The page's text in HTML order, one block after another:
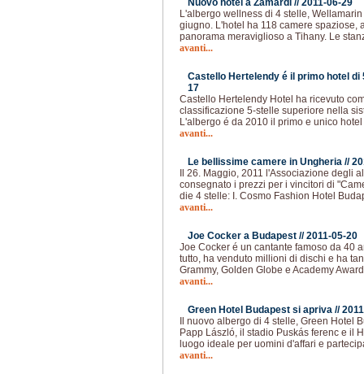
Nuovo hotel a Zamárdi // 2011-06-29
L'albergo wellness di 4 stelle,
giugno. L'hotel ha 118 camere spaziose,
panorama meraviglioso a Tihany. Le
avanti...
Castello Hertelendy é il primo hotel
17
Castello Hertelendy Hotel ha ricevuto
classificazione 5-stelle superiore nella
L'albergo é da 2010 il primo e unico
avanti...
Le bellissime camere in Ungheria //
Il 26. Maggio, 2011 l'Associazione degli
consegnato i prezzi per i vincitori di
die 4 stelle: I. Cosmo Fashion Hotel
avanti...
Joe Cocker a Budapest //2011-05-20
Joe Cocker é un cantante famoso da 40
tutto, ha venduto millioni di dischi e ha
Grammy, Golden Globe e Academy
avanti...
Green Hotel Budapest si apriva //
Il nuovo albergo di 4 stelle, Green Hotel
Papp László, il stadio Puskás ferenc e il
luogo ideale per uomini d'affari e
avanti...